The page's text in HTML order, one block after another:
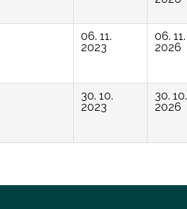
06. 11.
2023
06. 11.
2026
30. 10.
2023
30. 10.
2026